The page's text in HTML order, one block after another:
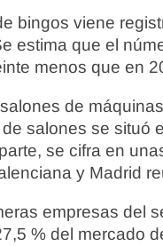
bingos viene
estima que el
menos que en
de
salones se situó
se cifra en
y Madrid
empresas del
% del mercado